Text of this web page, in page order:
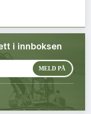
i innboksen